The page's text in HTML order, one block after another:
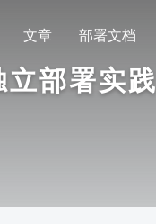
文章 部署文档
部署实践